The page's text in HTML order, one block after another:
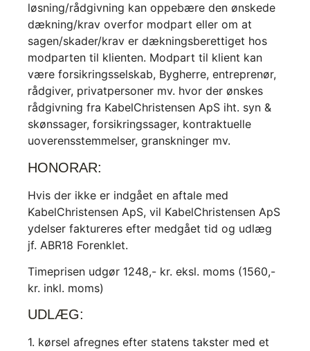
løsning/rådgivning kan oppebære den ønskede
dækning/krav overfor modpart eller om at
sagen/skader/krav er dækningsberettiget hos
modparten til klienten. Modpart til klient kan
være forsikringsselskab, Bygherre, entreprenør,
rådgiver, privatpersoner mv. hvor der ønskes
rådgivning fra KabelChristensen ApS iht. syn &
skønssager, forsikringssager, kontraktuelle
uoverensstemmelser, granskninger mv.
HONORAR:
Hvis der ikke er indgået en aftale med
KabelChristensen ApS, vil KabelChristensen ApS
ydelser faktureres efter medgået tid og udlæg
jf. ABR18 Forenklet.
Timeprisen udgør 1248,- kr. eksl. moms (1560,-
kr. inkl. moms)
UDLÆG:
1. kørsel afregnes efter statens takster med et